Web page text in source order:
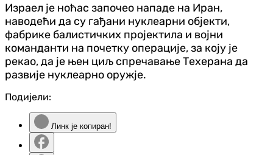
Израел је ноћас започео нападе на Иран,
наводећи да су гађани нуклеарни објекти,
фабрике балистичких пројектила и војни
команданти на почетку операције, за коју је
рекао, да је њен циљ спречавање Техерана да
развије нуклеарно оружје.
Подијели:
Линк је копиран!